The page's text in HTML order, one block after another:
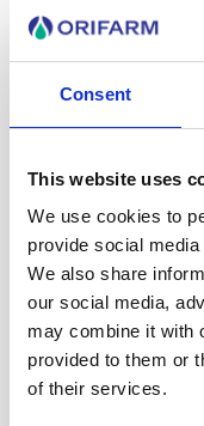
Consent
This website uses
We use cookies to
provide social
We also share
our social media,
may combine it with
provided to them or
of their services.
medicin for at
mange lægemidler
hovedpine er f.eks.
hovedpine og
her. Hvis
du altid spørge
lægen for at få den
Læs altid
på pakningen og/
smertestillende